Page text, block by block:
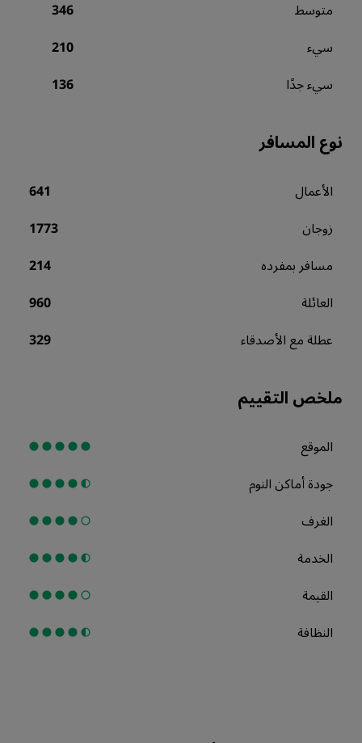
متوسط 346
سيء 210
سيء جدًا 136
نوع المسافر
الأعمال 641
زوجان 1773
مسافر بمفرده 214
العائلة 960
عطلة مع الأصدقاء 329
ملخص التقييم
الموقع
جودة أماكن النوم
الغرف
الخدمة
القيمة
النظافة